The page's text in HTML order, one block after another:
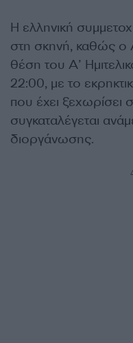
Η ελληνική
στη σκηνή, καθώς ο
θέση του Α’
22:00, με το
που έχει ξεχωρίσει
συγκαταλέγεται
διοργάνωσης.